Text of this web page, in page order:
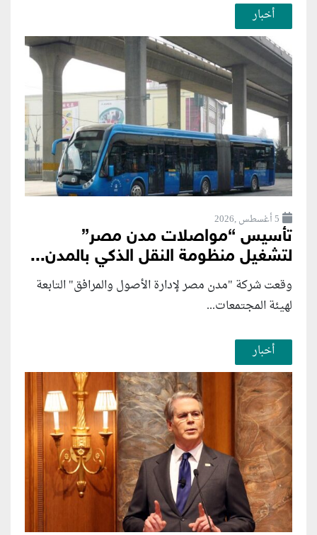
أخبار
5 أغسطس ,2026
تأسيس “مواصلات مدن مصر”
لتشغيل منظومة النقل الذكي بالمدن...
وقعت شركة "مدن مصر لإدارة الأصول والمرافق" التابعة
لهيئة المجتمعات...
أخبار